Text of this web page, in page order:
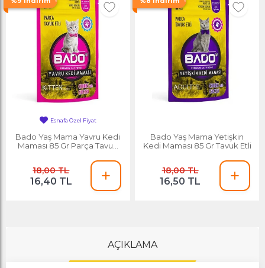
Esnafa Özel Fiyat
Bado Yaş Mama Yavru Kedi
Maması 85 Gr Parça Tavuk
18,00 TL
16,40 TL
Bado Yaş Mama Yetişkin
Kedi Maması 85 Gr Tavuk Etli
18,00 TL
16,50 TL
AÇIKLAMA